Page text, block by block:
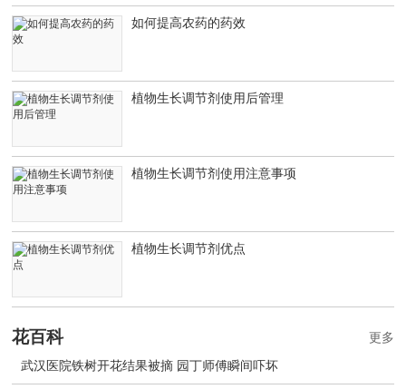
如何提高农药的药效
植物生长调节剂使用后管理
植物生长调节剂使用注意事项
植物生长调节剂优点
花百科
武汉医院铁树开花结果被摘 园丁师傅瞬间吓坏
更多